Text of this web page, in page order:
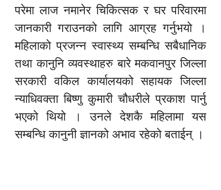
परेमा लाज नमानेर चिकित्सक र घर परिवारमा
जानकारी गराउनको लागि आग्रह गर्नुभयो ।
महिलाको प्रजन्न स्वास्थ्य सम्बन्धि सबैधानिक
तथा कानुनि व्यवस्थाहरु बारे मकवानपुर जिल्ला
सरकारी वकिल कार्यालयको सहायक जिल्ला
न्याधिवक्ता बिष्णु कुमारी चौधरीले प्रकाश पार्नु
भएको थियो । उनले देशकै महिलामा यस
सम्बन्धि कानुनी ज्ञानको अभाव रहेको बताईन् ।